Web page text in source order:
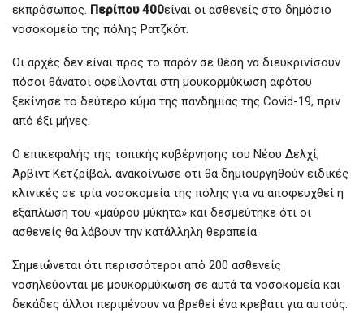
εκπρόσωπος. Περίπου 400είναι οι ασθενείς στο δημόσιο
νοσοκομείο της πόλης Ρατζκότ.
Οι αρχές δεν είναι προς το παρόν σε θέση να διευκρινίσουν
πόσοι θάνατοι οφείλονται στη μουκορμύκωση αφότου
ξεκίνησε το δεύτερο κύμα της πανδημίας της Covid-19, πριν
από έξι μήνες.
Ο επικεφαλής της τοπικής κυβέρνησης του Νέου Δελχί,
Άρβιντ Κετζρίβαλ, ανακοίνωσε ότι θα δημιουργηθούν ειδικές
κλινικές σε τρία νοσοκομεία της πόλης για να αποφευχθεί η
εξάπλωση του «μαύρου μύκητα» και δεσμεύτηκε ότι οι
ασθενείς θα λάβουν την κατάλληλη θεραπεία.
Σημειώνεται ότι περισσότεροι από 200 ασθενείς
νοσηλεύονται με μουκορμύκωση σε αυτά τα νοσοκομεία και
δεκάδες άλλοι περιμένουν να βρεθεί ένα κρεβάτι για αυτούς.